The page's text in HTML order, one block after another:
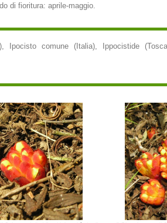
di fioritura: aprile-maggio.
Ipocisto comune (Italia), Ippocistide